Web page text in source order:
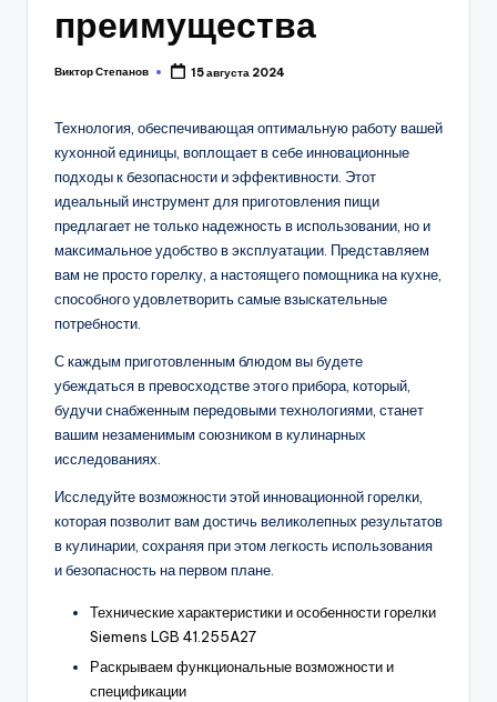
преимущества
Posted
Виктор Степанов 15 августа 2024
Технология, обеспечивающая оптимальную работу вашей
кухонной единицы, воплощает в себе инновационные
подходы к безопасности и эффективности. Этот
идеальный инструмент для приготовления пищи
предлагает не только надежность в использовании, но и
максимальное удобство в эксплуатации. Представляем
вам не просто горелку, а настоящего помощника на кухне,
способного удовлетворить самые взыскательные
потребности.
С каждым приготовленным блюдом вы будете
убеждаться в превосходстве этого прибора, который,
будучи снабженным передовыми технологиями, станет
вашим незаменимым союзником в кулинарных
исследованиях.
Исследуйте возможности этой инновационной горелки,
которая позволит вам достичь великолепных результатов
в кулинарии, сохраняя при этом легкость использования
и безопасность на первом плане.
Технические характеристики и особенности горелки
Siemens LGB 41.255A27
Раскрываем функциональные возможности и
спецификации